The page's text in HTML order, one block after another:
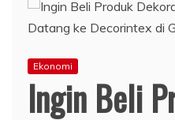
Ekonomi
Ingin Beli